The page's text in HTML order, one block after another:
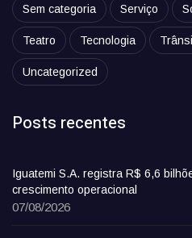
Sem categoria Serviço
Teatro Tecnologia
Uncategorized
Posts recentes
Iguatemi S.A. registra R$ 6,6
crescimento operacional
07/08/2026